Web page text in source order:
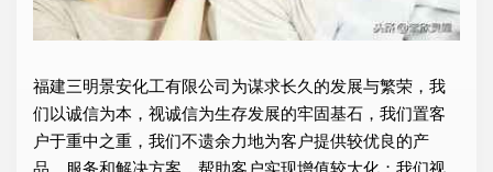
福建三明景安化工有限公司为谋求长久的发展与繁荣，我
们以诚信为本，视诚信为生存发展的牢固基石，我们置客
户于重中之重，我们不遗余力地为客户提供较优良的产